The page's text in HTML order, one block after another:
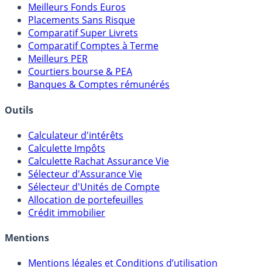
Meilleurs Fonds Euros
Placements Sans Risque
Comparatif Super Livrets
Comparatif Comptes à Terme
Meilleurs PER
Courtiers bourse & PEA
Banques & Comptes rémunérés
Outils
Calculateur d'intérêts
Calculette Impôts
Calculette Rachat Assurance Vie
Sélecteur d'Assurance Vie
Sélecteur d'Unités de Compte
Allocation de portefeuilles
Crédit immobilier
Mentions
Mentions légales et Conditions d’utilisation